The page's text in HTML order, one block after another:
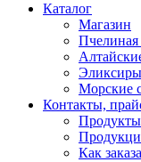
Каталог
Магазин
Пчелиная
Морские
Контакты,
Как